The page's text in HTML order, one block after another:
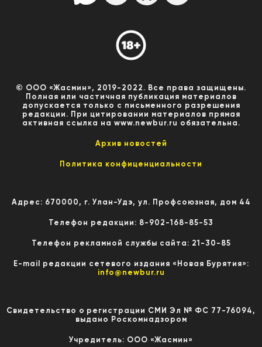
© ООО «Жасмин», 2019-2022. Все права защищены.
Полная или частичная публикация материалов
допускается только с письменного разрешения
редакции. При цитировании материалов прямая
активная ссылка на www.newbur.ru обязательна.
Архив новостей
Политика конфиценциальности
Адрес: 670000, г. Улан-Удэ, ул. Профсоюзная, дом 44
Телефон редакции: 8-902-168-85-53
Телефон рекламной службы сайта: 21-30-85
E-mail редакции сетевого издания «Новая Бурятия»:
info@newbur.ru
Свидетельство о регистрации СМИ Эл № ФС 77-76094,
выдано Роскомнадзором
Учредитель: ООО «Жасмин»